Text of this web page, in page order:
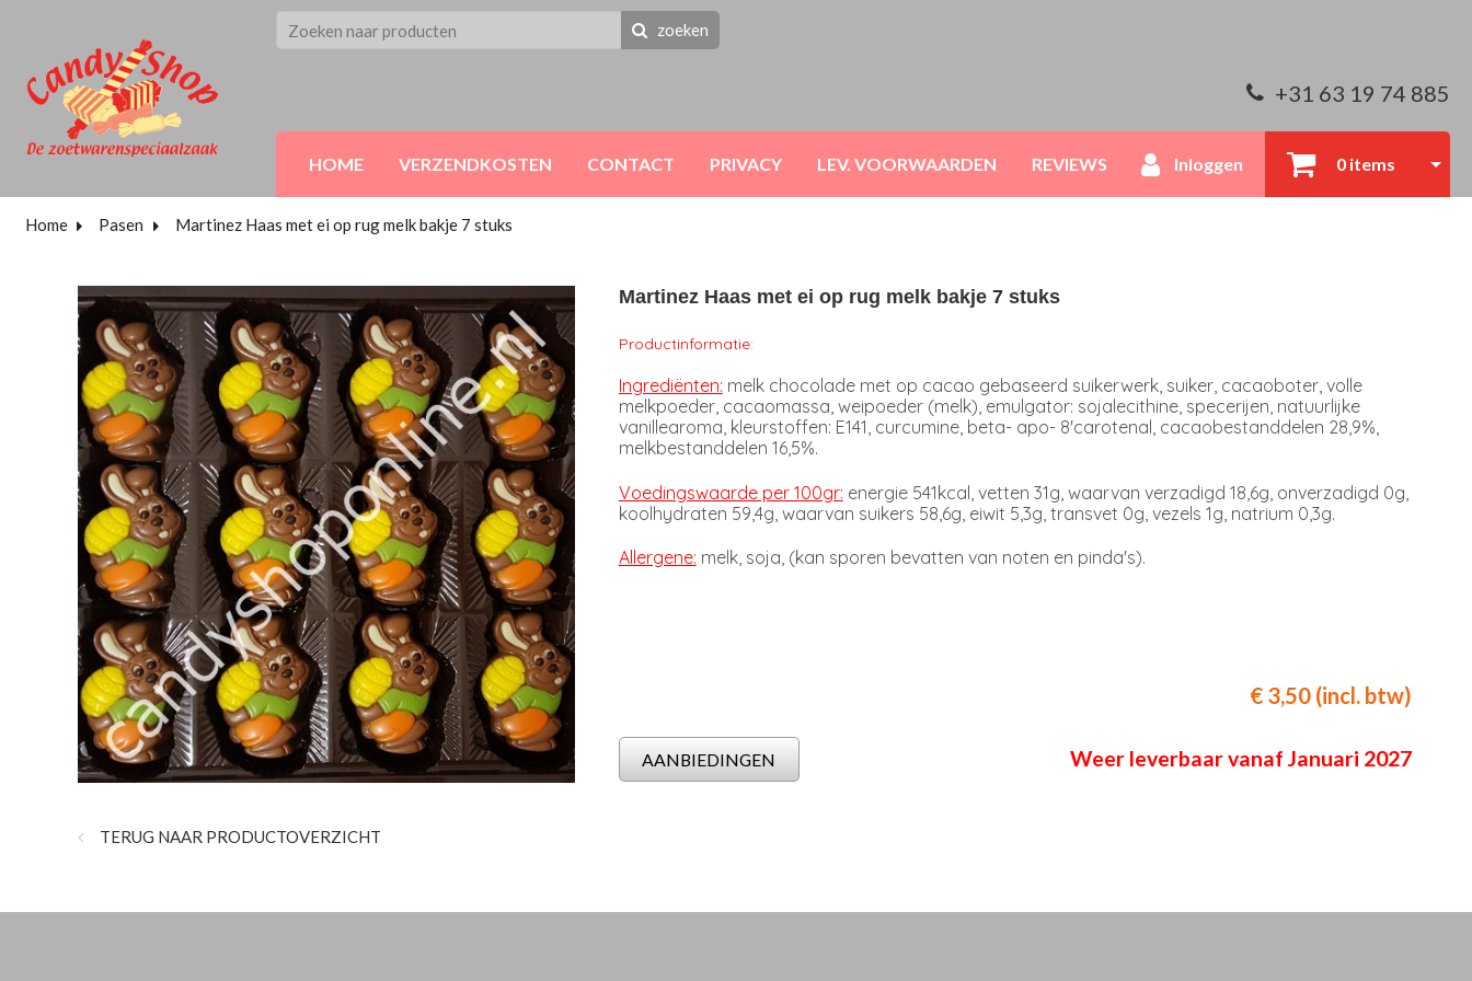
zoeken
+31 63 19 74 885
HOME VERZENDKOSTEN CONTACT PRIVACY LEV. VOORWAARDEN REVIEWS Inloggen 0 items
Home Pasen Martinez Haas met ei op rug melk bakje 7 stuks
TERUG NAAR PRODUCTOVERZICHT
Martinez Haas met ei op rug melk bakje 7 stuks
Productinformatie:
Ingrediënten: melk chocolade met op cacao gebaseerd suikerwerk, suiker, cacaoboter, volle
melkpoeder, cacaomassa, weipoeder (melk), emulgator: sojalecithine, specerijen, natuurlijke
vanillearoma, kleurstoffen: E141, curcumine, beta- apo- 8'carotenal, cacaobestanddelen 28,9%,
melkbestanddelen 16,5%.
Voedingswaarde per 100gr: energie 541kcal, vetten 31g, waarvan verzadigd 18,6g, onverzadigd 0g,
koolhydraten 59,4g, waarvan suikers 58,6g, eiwit 5,3g, transvet 0g, vezels 1g, natrium 0,3g.
Allergene: melk, soja, (kan sporen bevatten van noten en pinda's).
€ 3,50 (incl. btw)
Weer leverbaar vanaf Januari 2027
AANBIEDINGEN